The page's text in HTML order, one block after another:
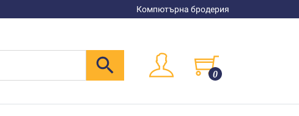
Компютърна бродерия
0